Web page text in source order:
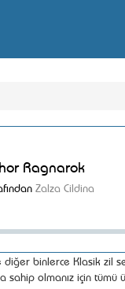
Ragnarok
Zalza Cildina
binlerce Klasik zil
olmanız için tümü